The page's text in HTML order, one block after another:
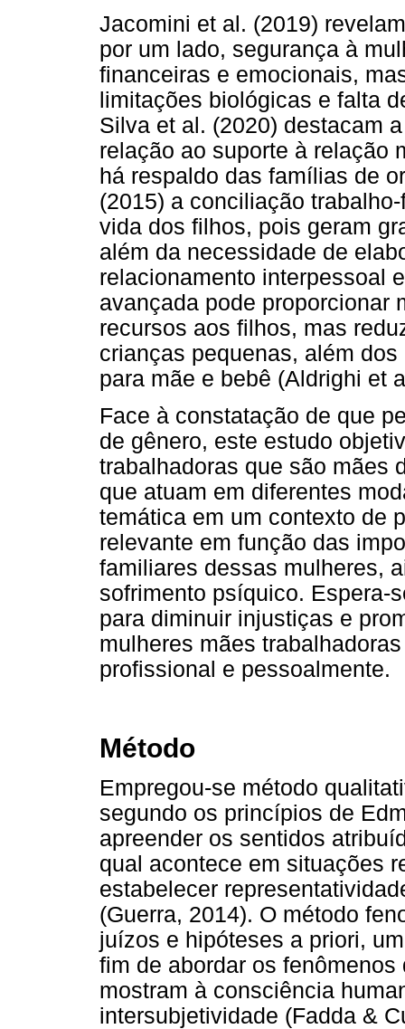
Jacomini et al. (2019)
por um lado, segurança à
financeiras e emocionais,
limitações biológicas e falta
Silva et al. (2020) destacam
relação ao suporte à relação
há respaldo das famílias de
(2015) a conciliação
vida dos filhos, pois geram
além da necessidade de
relacionamento interpessoal
avançada pode proporcionar
recursos aos filhos, mas
crianças pequenas, além
para mãe e bebê (Aldrighi et
Face à constatação de que
de gênero, este estudo
trabalhadoras que são mães
que atuam em diferentes
temática em um contexto de
relevante em função das
familiares dessas mulheres,
sofrimento psíquico. Espera-
para diminuir injustiças e
mulheres mães
profissional e pessoalmente.
Método
Empregou-se método
segundo os princípios de
apreender os sentidos
qual acontece em situações
estabelecer
(Guerra, 2014). O método
juízos e hipóteses a priori,
fim de abordar os
mostram à consciência
intersubjetividade (Fadda &